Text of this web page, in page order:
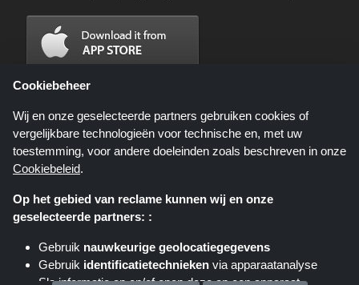
Kortingscop.nl is een website die u deals, kortingen en kortingscodes biedt;
affiliate netwerken. Kortingscop.nl of zijn medewerkers maken geen deel uit
van het bestelproces wanneer u een bestelling plaatst via deze links, zij
ontvangen enkel een commissie via deze links/deals.
Cookiebeheer
Wij en onze geselecteerde partners gebruiken cookies of
vergelijkbare technologieën voor technische en, met uw
toestemming, voor andere doeleinden zoals beschreven in onze
Cookiebeleid.
Op het gebied van reclame kunnen wij en onze
geselecteerde partners: :
Gebruik nauwkeurige geolocatiegegevens
Gebruik identificatietechnieken via apparaatanalyse
Sla informatie op en/of open deze op een apparaat